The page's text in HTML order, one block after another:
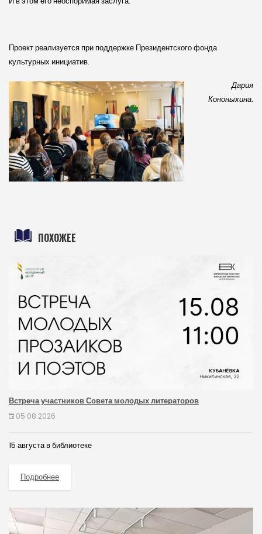
Проект реализуется при поддержке Президентского фонда
культурных инициатив.
Дария
Кононыхина.
ПОХОЖЕЕ
Встреча участников Совета молодых литераторов
05.08.2026
15 августа в библиотеке
Подробнее